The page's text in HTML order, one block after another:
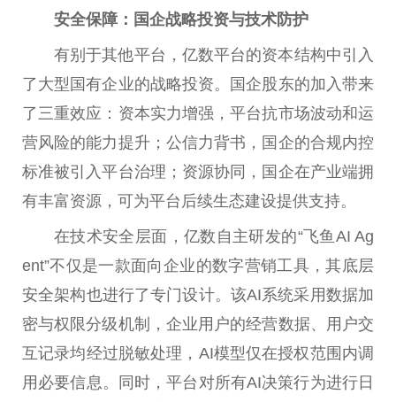
安全保障：国企战略投资与技术防护
有别于其他平台，亿数平台的资本结构中引入
了大型国有企业的战略投资。国企股东的加入带来
了三重效应：资本实力增强，平台抗市场波动和运
营风险的能力提升；公信力背书，国企的合规内控
标准被引入平台治理；资源协同，国企在产业端拥
有丰富资源，可为平台后续生态建设提供支持。
在技术安全层面，亿数自主研发的“飞鱼AI Ag
ent”不仅是一款面向企业的数字营销工具，其底层
安全架构也进行了专门设计。该AI系统采用数据加
密与权限分级机制，企业用户的经营数据、用户交
互记录均经过脱敏处理，AI模型仅在授权范围内调
用必要信息。同时，平台对所有AI决策行为进行日